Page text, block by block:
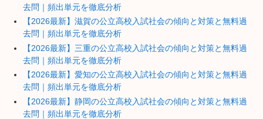
去問｜頻出単元を徹底分析
【2026最新】滋賀の公立高校入試社会の傾向と対策と無料過
去問｜頻出単元を徹底分析
【2026最新】三重の公立高校入試社会の傾向と対策と無料過
去問｜頻出単元を徹底分析
【2026最新】愛知の公立高校入試社会の傾向と対策と無料過
去問｜頻出単元を徹底分析
【2026最新】静岡の公立高校入試社会の傾向と対策と無料過
去問｜頻出単元を徹底分析